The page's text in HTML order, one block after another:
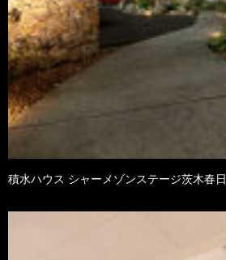
積水ハウス シャーメゾンステージ茨木春日